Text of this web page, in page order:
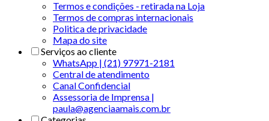
Termos e condições - retirada na Loja
Termos de compras internacionais
Politica de privacidade
Mapa do site
Serviços ao cliente
WhatsApp | (21) 97971-2181
Central de atendimento
Canal Confidencial
Assessoria de Imprensa |
paula@agenciaamais.com.br